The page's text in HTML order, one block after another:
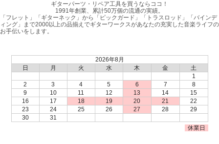
ギターパーツ・リペア工具を買うならココ！
1991年創業、累計50万個の流通の実績。
「フレット」「ギターネック」から「ピックガード」「トラスロッド」「バインデ
ィング」まで2000以上の品揃えでギターワークスがあなたの充実した音楽ライフの
お手伝いをします。
2026年8月
日
月 火 水 木 金
土
1
2
3 4 5 6 7
8
9
10 11 12 13 14
15
16
17 18 19 20 21
22
23
24 25 26 27 28
29
30
31
休業日